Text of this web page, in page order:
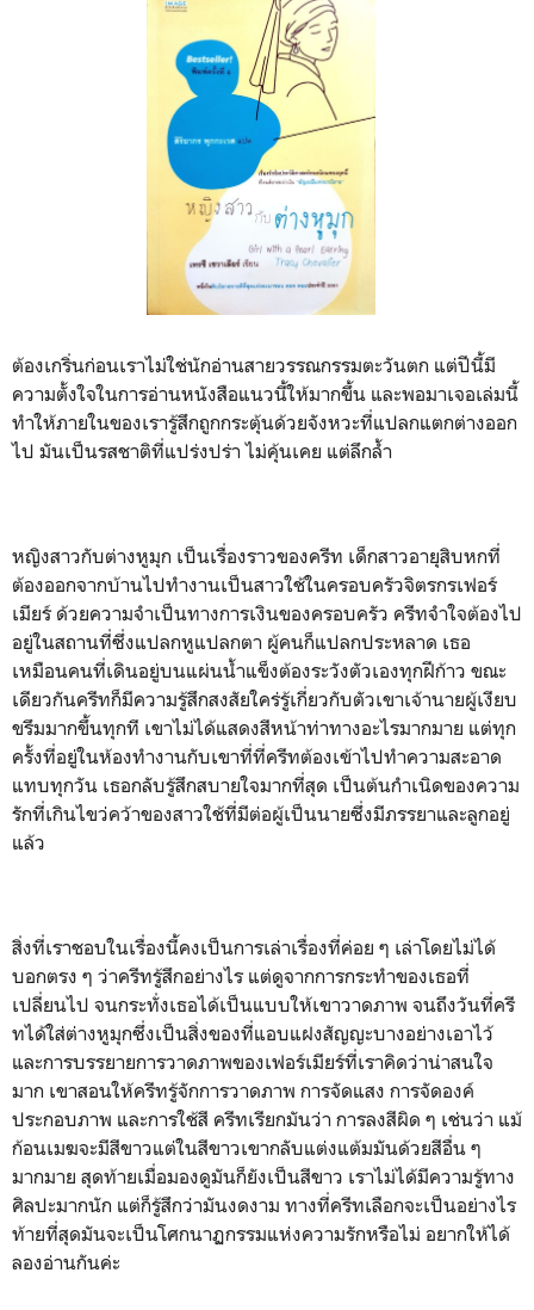
ต้องเกริ่นก่อนเราไม่ใช่นักอ่านสายวรรณกรรมตะวันตก แต่ปีนี้มี
ความตั้งใจในการอ่านหนังสือแนวนี้ให้มากขึ้น และพอมาเจอเล่มนี้
ทำให้ภายในของเรารู้สึกถูกกระตุ้นด้วยจังหวะที่แปลกแตกต่างออก
ไป มันเป็นรสชาติที่แปร่งปร่า ไม่คุ้นเคย แต่ลึกล้ำ
หญิงสาวกับต่างหูมุก เป็นเรื่องราวของครีท เด็กสาวอายุสิบหกที่
ต้องออกจากบ้านไปทำงานเป็นสาวใช้ในครอบครัวจิตรกรเฟอร์
เมียร์ ด้วยความจำเป็นทางการเงินของครอบครัว ครีทจำใจต้องไป
อยู่ในสถานที่ซึ่งแปลกหูแปลกตา ผู้คนก็แปลกประหลาด เธอ
เหมือนคนที่เดินอยู่บนแผ่นน้ำแข็งต้องระวังตัวเองทุกฝีก้าว ขณะ
เดียวกันครีทก็มีความรู้สึกสงสัยใคร่รู้เกี่ยวกับตัวเขาเจ้านายผู้เงียบ
ขรึมมากขึ้นทุกที เขาไม่ได้แสดงสีหน้าท่าทางอะไรมากมาย แต่ทุก
ครั้งที่อยู่ในห้องทำงานกับเขาที่ที่ครีทต้องเข้าไปทำความสะอาด
แทบทุกวัน เธอกลับรู้สึกสบายใจมากที่สุด เป็นต้นกำเนิดของความ
รักที่เกินไขว่คว้าของสาวใช้ที่มีต่อผู้เป็นนายซึ่งมีภรรยาและลูกอยู่
แล้ว
สิ่งที่เราชอบในเรื่องนี้คงเป็นการเล่าเรื่องที่ค่อย ๆ เล่าโดยไม่ได้
บอกตรง ๆ ว่าครีทรู้สึกอย่างไร แต่ดูจากการกระทำของเธอที่
เปลี่ยนไป จนกระทั่งเธอได้เป็นแบบให้เขาวาดภาพ จนถึงวันที่ครี
ทได้ใส่ต่างหูมุกซึ่งเป็นสิ่งของที่แอบแฝงสัญญะบางอย่างเอาไว้
และการบรรยายการวาดภาพของเฟอร์เมียร์ที่เราคิดว่าน่าสนใจ
มาก เขาสอนให้ครีทรู้จักการวาดภาพ การจัดแสง การจัดองค์
ประกอบภาพ และการใช้สี ครีทเรียกมันว่า การลงสีผิด ๆ เช่นว่า แม้
ก้อนเมฆจะมีสีขาวแต่ในสีขาวเขากลับแต่งแต้มมันด้วยสีอื่น ๆ
มากมาย สุดท้ายเมื่อมองดูมันก็ยังเป็นสีขาว เราไม่ได้มีความรู้ทาง
ศิลปะมากนัก แต่ก็รู้สึกว่ามันงดงาม ทางที่ครีทเลือกจะเป็นอย่างไร
ท้ายที่สุดมันจะเป็นโศกนาฏกรรมแห่งความรักหรือไม่ อยากให้ได้
ลองอ่านกันค่ะ